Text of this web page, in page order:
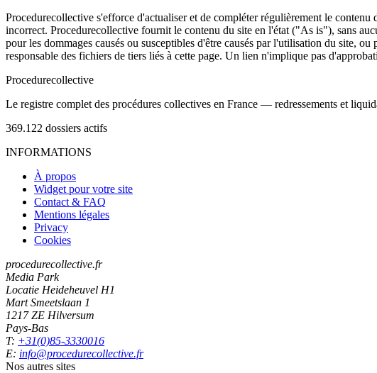
Procedurecollective s'efforce d'actualiser et de compléter régulièrement le
incorrect. Procedurecollective fournit le contenu du site en l'état ("As is"), sans
pour les dommages causés ou susceptibles d'être causés par l'utilisation du site,
responsable des fichiers de tiers liés à cette page. Un lien n'implique pas
Procedurecollective
Le registre complet des procédures collectives en France — redressements et
369.122 dossiers actifs
INFORMATIONS
À propos
Widget pour votre site
Contact & FAQ
Mentions légales
Privacy
Cookies
procedurecollective.fr
Media Park
Locatie Heideheuvel H1
Mart Smeetslaan 1
1217 ZE Hilversum
Pays-Bas
T: +31(0)85-3330016
E: info@procedurecollective.fr
Nos autres sites